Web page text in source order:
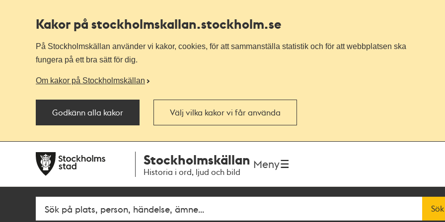
Kakor på stockholmskallan.stockholm.se
På Stockholmskällan använder vi kakor, cookies, för att sammanställa statistik och för att webbplatsen ska
fungera på ett bra sätt för dig.
Om kakor på Stockholmskällan
Godkänn alla kakor Välj vilka kakor vi får använda
navigationen
huvudinnehållet
Stockholmskällan
Historia i ord, ljud och bild
Meny
Fritextsök Sök